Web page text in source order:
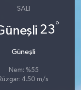
SALI
23°
Güneşli
Nem: %55
Rüzgar: 4.50 m/s